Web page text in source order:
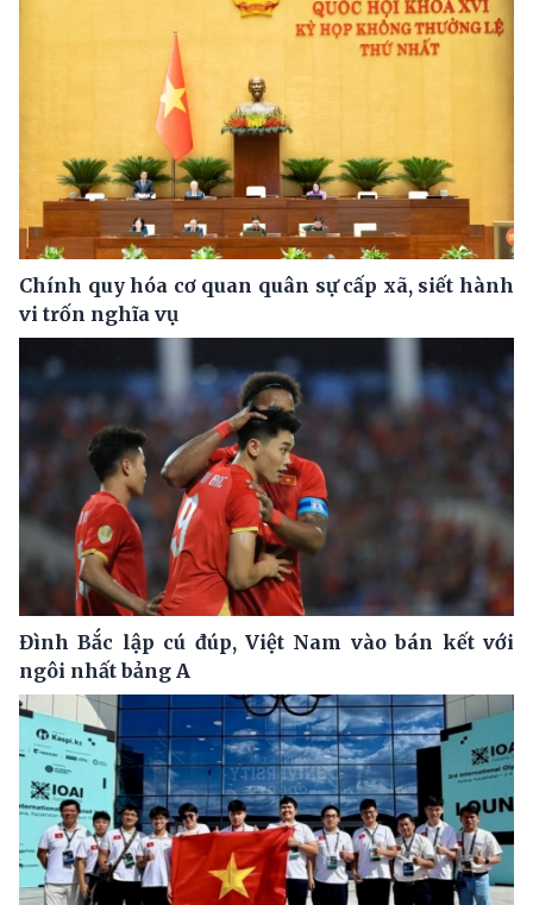
Chính quy hóa cơ quan quân sự cấp xã, siết hành
vi trốn nghĩa vụ
Đình Bắc lập cú đúp, Việt Nam vào bán kết với
ngôi nhất bảng A